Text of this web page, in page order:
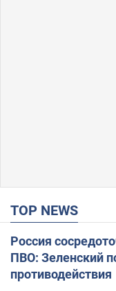
TOP NEWS
Россия
ПВО: Зеленский
противодействия